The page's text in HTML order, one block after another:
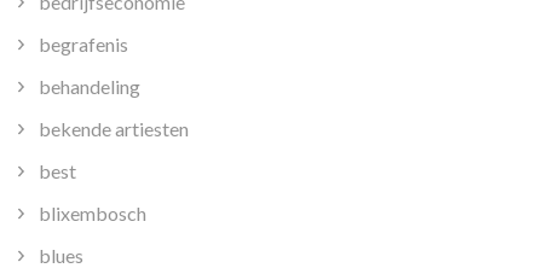
begrafenis
behandeling
bekende artiesten
best
blixembosch
blues